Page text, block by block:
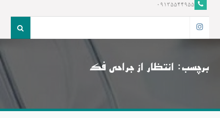
09135544955
برچسب: انتظار از جراحی فک